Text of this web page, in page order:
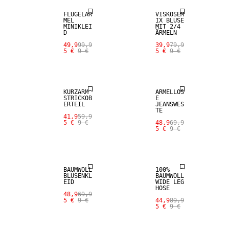
FLÜGELÄR
MEL
MINIKLEI
D
49,9
5 €
99,9
9 €
VISKOSEM
IX BLUSE
MIT 2/4
ÄRMELN
39,9
5 €
79,9
9 €
KURZARM
STRICKOB
ERTEIL
41,9
5 €
59,9
9 €
ÄRMELLOS
E
JEANSWES
TE
48,9
5 €
69,9
9 €
BAUMWOLL
BLUSENKL
EID
48,9
5 €
69,9
9 €
100%
BAUMWOLL
WIDE LEG
HOSE
44,9
5 €
89,9
9 €